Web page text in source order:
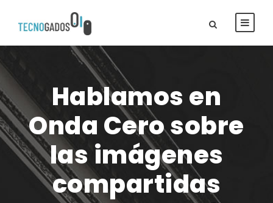
Hablamos en
Onda Cero sobre
las imágenes
compartidas